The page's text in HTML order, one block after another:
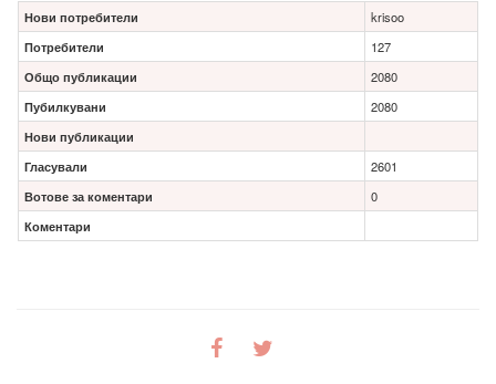
Нови потребители
krisoo
Потребители
127
Общо публикации
2080
Пубилкувани
2080
Нови публикации
Гласували
2601
Вотове за коментари
0
Коментари